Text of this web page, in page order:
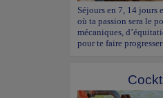
Séjours en 7, 14 jours
où ta passion sera le
mécaniques,
pour te faire progresser